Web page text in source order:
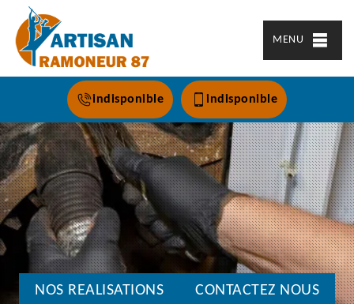
MENU
indisponible indisponible
NOS REALISATIONS CONTACTEZ NOUS